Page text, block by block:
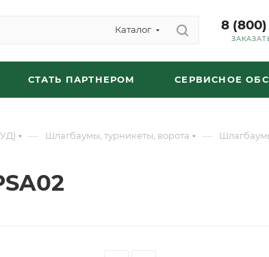
Каталог 8 (800)
СТАТЬ ПАРТНЕРОМ СЕРВИСНОЕ
— Шлагбаумы, турникеты, ворота —